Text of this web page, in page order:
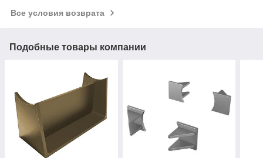
Все условия возврата
Подобные товары компании